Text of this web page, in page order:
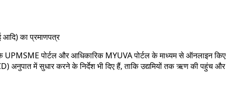
आदि) का प्रमाणपत्र
UPMSME पोर्टल और आधिकारिक MYUVA पोर्टल के माध्यम से ऑनलाइन किए
अनुपात में सुधार करने के निर्देश भी दिए हैं, ताकि उद्यमियों तक ऋण की पहुंच और